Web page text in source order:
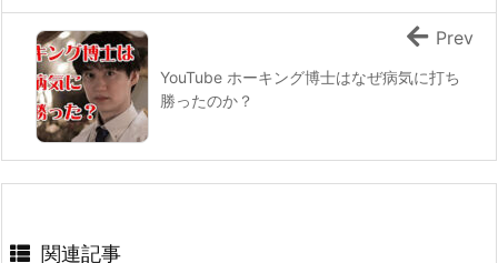
YouTube ホーキング博士はなぜ病気に打ち
勝ったのか？
Prev
関連記事